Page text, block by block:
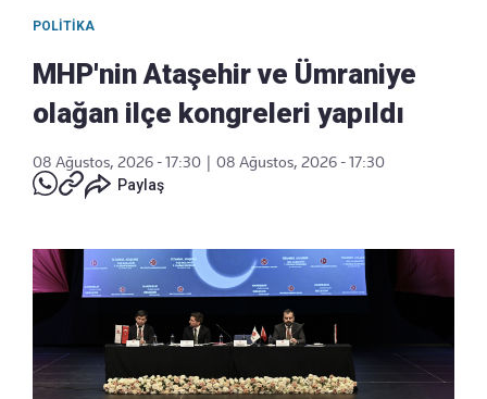
POLITIKA
MHP'nin Ataşehir ve Ümraniye
olağan ilçe kongreleri yapıldı
08 Ağustos, 2026 - 17:30
08 Ağustos, 2026 - 17:30
Paylaş